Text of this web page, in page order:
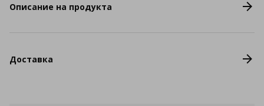
Описание на продукта
Доставка